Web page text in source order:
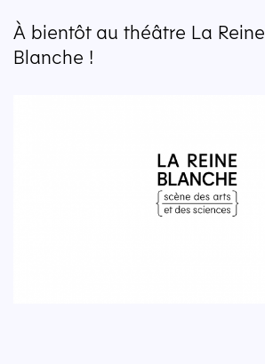
À bientôt au théâtre La Reine
Blanche !